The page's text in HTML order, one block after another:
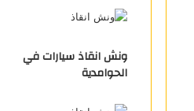
ونش انقاذ سيارات في
الحوامدية